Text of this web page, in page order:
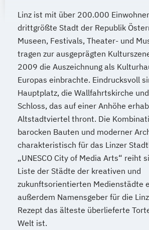
Linz ist mit über 200.000
drittgrößte Stadt der Republik
Museen, Festivals, Theater- und
tragen zur ausgeprägten
2009 die Auszeichnung als
Europas einbrachte. Eindrucksvoll
Hauptplatz, die Wallfahrtskirche
Schloss, das auf einer Anhöhe
Altstadtviertel thront. Die
barocken Bauten und moderner
charakteristisch für das Linzer
„UNESCO City of Media Arts“ reiht
Liste der Städte der kreativen und
zukunftsorientierten Medienstädte
außerdem Namensgeber für die
Rezept das älteste überlieferte
Welt ist.